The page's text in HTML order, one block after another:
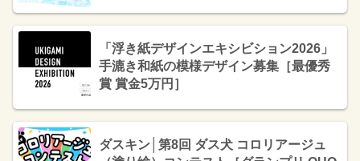
「浮き紙デザインエキシビション2026」
手漉き和紙の模様デザイン募集［最優秀
賞 賞金5万円］
ダスキン│第8回 ダス犬 コロリアージュ